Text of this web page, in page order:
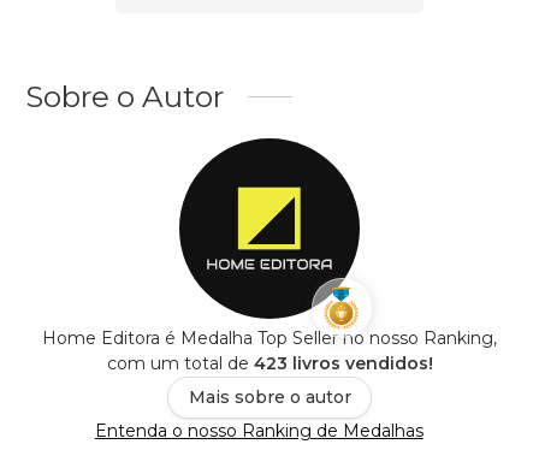
Sobre o Autor
Home Editora é Medalha Top Seller no nosso Ranking,
com um total de 423 livros vendidos!
Mais sobre o autor
Entenda o nosso Ranking de Medalhas